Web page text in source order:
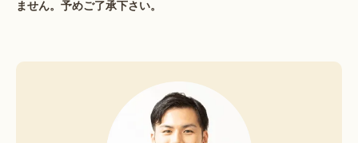
ません。予めご了承下さい。